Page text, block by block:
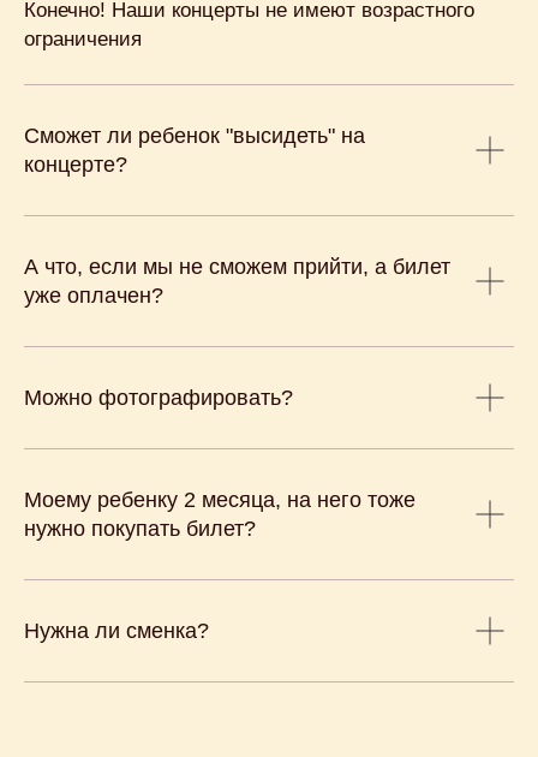
Конечно! Наши концерты не имеют возрастного
ограничения
Сможет ли ребенок "высидеть" на
концерте?
А что, если мы не сможем прийти, а билет
уже оплачен?
Можно фотографировать?
Моему ребенку 2 месяца, на него тоже
нужно покупать билет?
Нужна ли сменка?
Публичная оферта